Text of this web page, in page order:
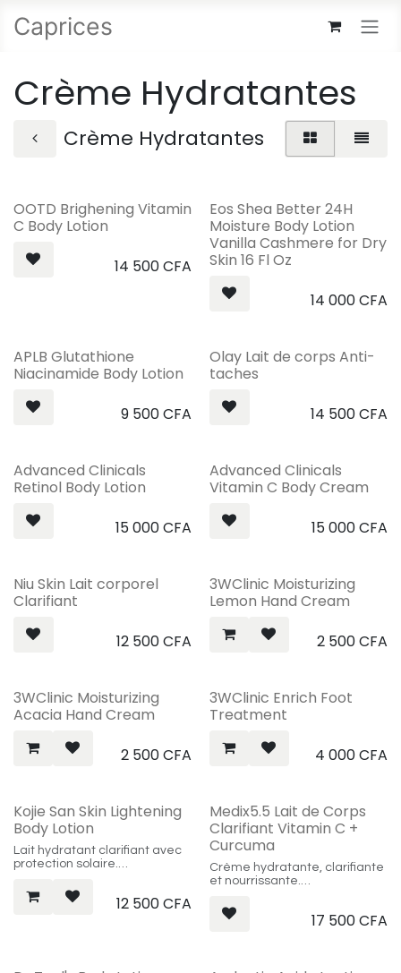
Caprices
Crème Hydratantes
Crème Hydratantes
OOTD Brighening Vitamin
C Body Lotion
14 500CFA
Eos Shea Better 24H
Moisture Body Lotion
Vanilla Cashmere for Dry
Skin 16 Fl Oz
14 000CFA
APLB Glutathione
Niacinamide Body Lotion
9 500CFA
Olay Lait de corps Anti-
taches
14 500CFA
Advanced Clinicals
Retinol Body Lotion
15 000CFA
Advanced Clinicals
Vitamin C Body Cream
15 000CFA
Niu Skin Lait corporel
Clarifiant
12 500CFA
3WClinic Moisturizing
Lemon Hand Cream
2 500CFA
3WClinic Moisturizing
Acacia Hand Cream
2 500CFA
3WClinic Enrich Foot
Treatment
4 000CFA
Kojie San Skin Lightening
Body Lotion
Lait hydratant clarifiant avec
protection solaire.
12 500CFA
Medix5.5 Lait de Corps
Clarifiant Vitamin C +
Curcuma
Crème hydratante, clarifiante
et nourrissante.
17 500CFA